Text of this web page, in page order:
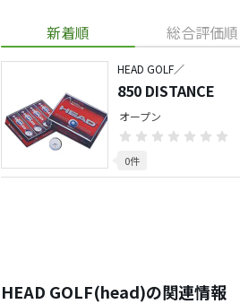
新着順 総合評価順
HEAD GOLF／
850 DISTANCE
オープン
0件
HEAD GOLF(head)の関連情報